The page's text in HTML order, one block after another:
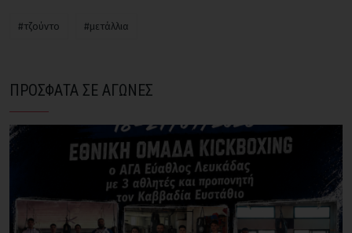
#τζούντο #μετάλλια
ΠΡΟΣΦΑΤΑ ΣΕ ΑΓΩΝΕΣ